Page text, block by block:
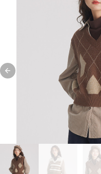
Previous slide